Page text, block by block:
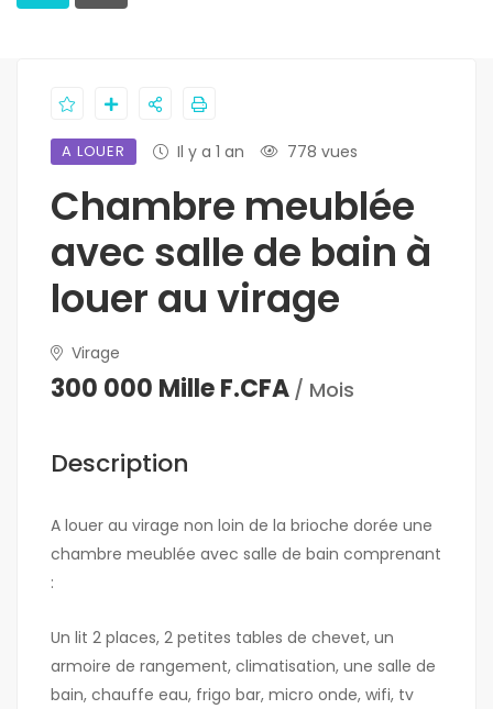
A LOUER Il y a 1 an 778 vues
Chambre meublée
avec salle de bain à
louer au virage
Virage
300 000 Mille F.CFA / Mois
Description
A louer au virage non loin de la brioche dorée une
chambre meublée avec salle de bain comprenant
:
Un lit 2 places, 2 petites tables de chevet, un
armoire de rangement, climatisation, une salle de
bain, chauffe eau, frigo bar, micro onde, wifi, tv